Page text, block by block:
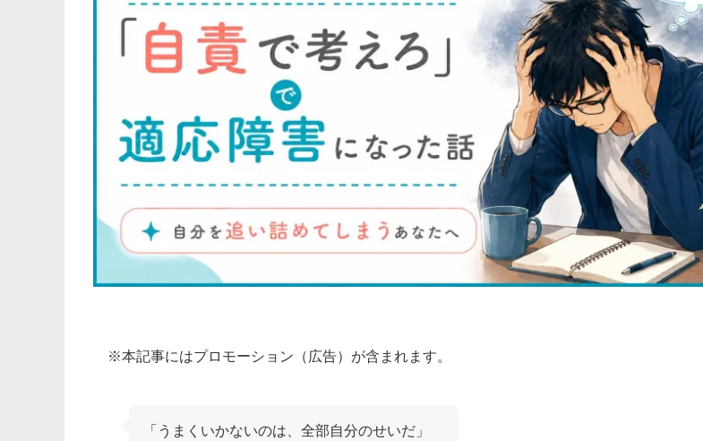
※本記事にはプロモーション（広告）が含まれます。
「うまくいかないのは、全部自分のせいだ」